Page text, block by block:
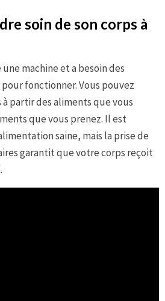
soin de son corps à
machine et a besoin des
fonctionner. Vous pouvez
partir des aliments que vous
que vous prenez. Il est
saine, mais la prise de
garantit que votre corps reçoit